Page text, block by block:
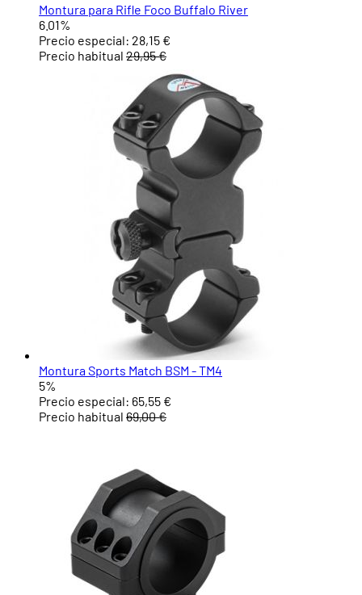
Montura para Rifle Foco Buffalo River
6.01%
Precio especial: 28,15 €
Precio habitual 29,95 €
Montura Sports Match BSM - TM4
5%
Precio especial: 65,55 €
Precio habitual 69,00 €